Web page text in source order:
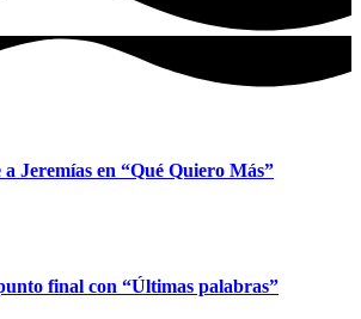
Jeremías en “Qué Quiero Más”
final con “Últimas palabras”